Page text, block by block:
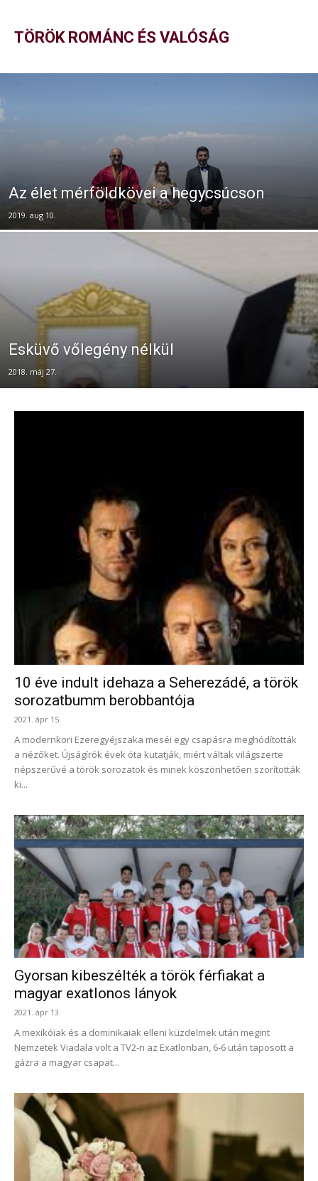
TÖRÖK ROMÁNC ÉS VALÓSÁG
Az élet mérföldkövei a hegycsúcson
2019. aug 10.
Esküvő vőlegény nélkül
2018. máj 27.
10 éve indult idehaza a Seherezádé, a török
sorozatbumm berobbantója
2021. ápr 15.
A modernkori Ezeregyéjszaka meséi egy csapásra meghódították
a nézőket. Újságírók évek óta kutatják, miért váltak világszerte
népszerűvé a török sorozatok és minek köszönhetően szorították
ki...
Gyorsan kibeszélték a török férfiakat a
magyar exatlonos lányok
2021. ápr 13.
A mexikóiak és a dominikaiak elleni küzdelmek után megint
Nemzetek Viadala volt a TV2-n az Exatlonban, 6-6 után taposott a
gázra a magyar csapat...